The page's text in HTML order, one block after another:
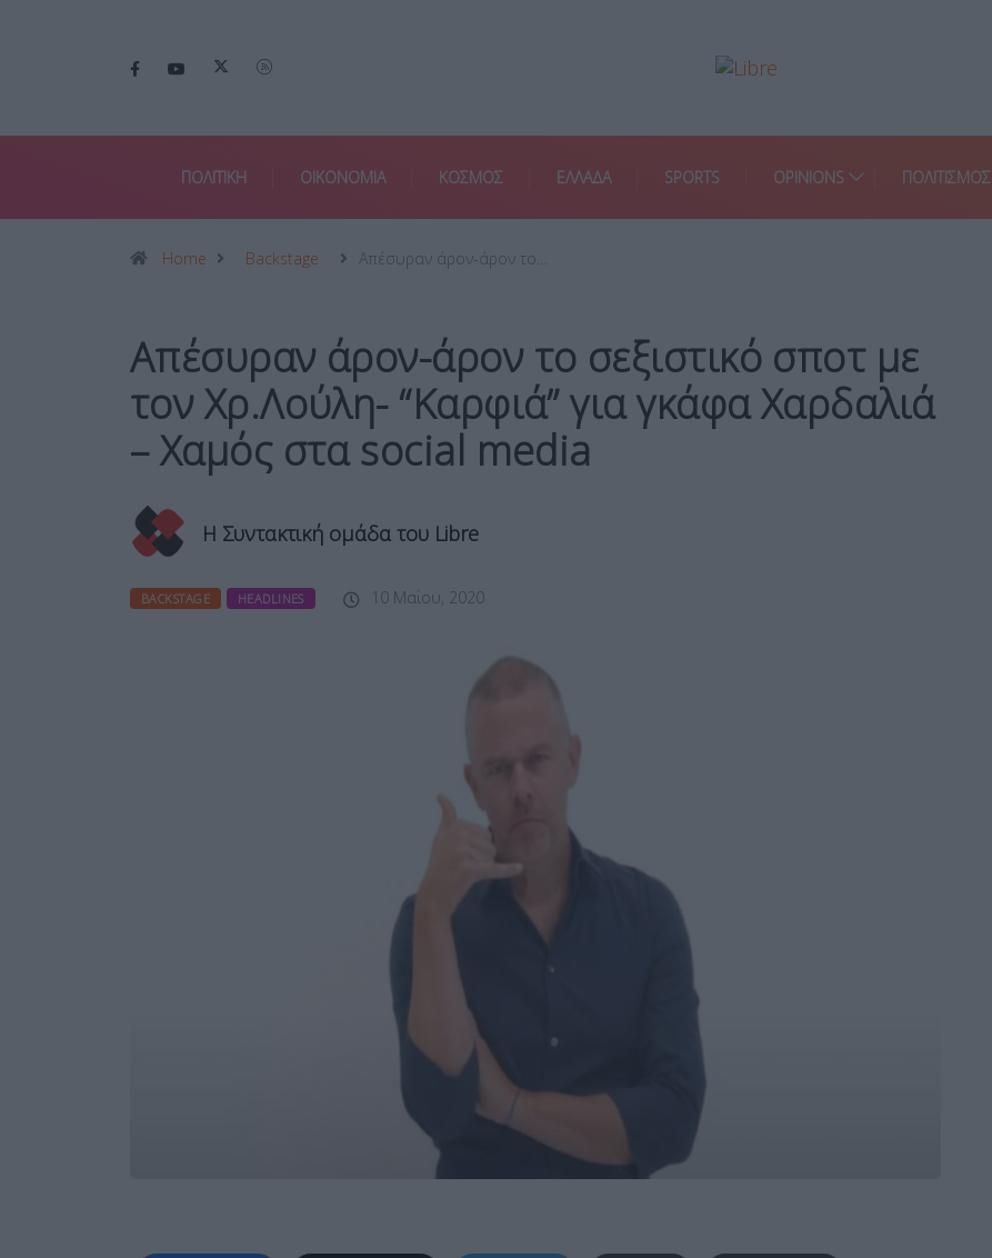
ΠΟΛΙΤΙΚΗ ΟΙΚΟΝΟΜΙΑ ΚΟΣΜΟΣ ΕΛΛΑΔΑ SPORTS OPINIONS ΠΟΛΙΤΙΣΜΟΣ
Home Backstage Απέσυραν άρον-άρον το…
Απέσυραν άρον-άρον το σεξιστικό σποτ με
τον Χρ.Λούλη- “Καρφιά” για γκάφα Χαρδαλιά
– Χαμός στα social media
Η Συντακτική ομάδα του Libre
BACKSTAGE HEADLINES 10 Μαΐου, 2020